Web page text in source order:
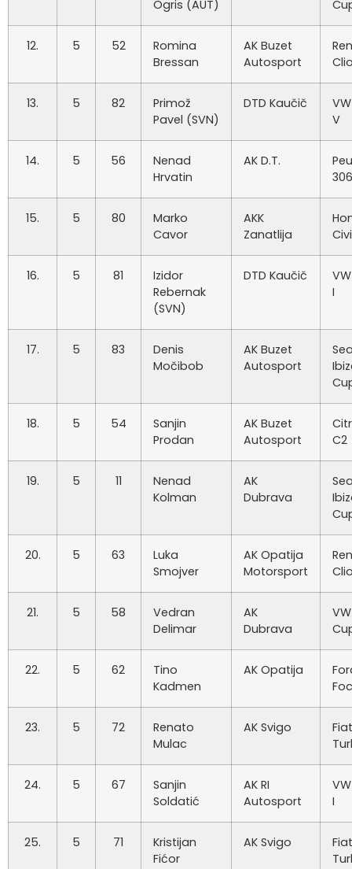
Ogris (AUT)
12. 5 52
Romina
Bressan
AK Buzet
Autosport
13. 5 82
Primož
Pavel (SVN)
DTD Kaučič
V
14. 5 56
Nenad
Hrvatin
AK D.T.
15. 5 80
Marko
Cavor
AKK
Zanatlija
16. 5 81
Izidor
Rebernak
(SVN)
DTD Kaučič
I
17. 5 83
Denis
Močibob
AK Buzet
Autosport
18. 5 54
Sanjin
Prodan
AK Buzet
Autosport
C2
19. 5 11
Nenad
Kolman
AK
Dubrava
20. 5 63
Luka
Smojver
AK Opatija
Motorsport
21. 5 58
Vedran
Delimar
AK
Dubrava
22. 5 62
Tino
Kadmen
AK Opatija
23. 5 72
Renato
Mulac
AK Svigo
24. 5 67
Sanjin
Soldatić
AK RI
Autosport
I
25. 5 71
Kristijan
Fićor
AK Svigo